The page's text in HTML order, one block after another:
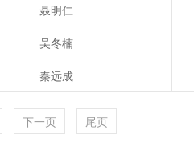
聂明仁
吴冬楠
秦远成
下一页 尾页